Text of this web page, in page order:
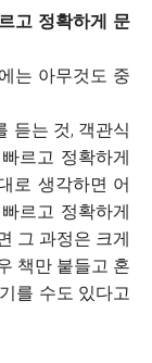
고 정확하게 문
는 아무것도 중
듣는 것, 객관식
르고 정확하게
로 생각하면 어
르고 정확하게
그 과정은 크게
책만 붙들고 혼
를 수도 있다고